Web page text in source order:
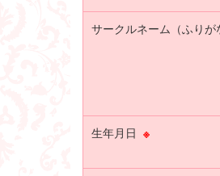
サークルネーム（ふりが
生年月日 ※